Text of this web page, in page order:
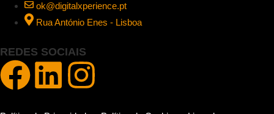
ok@digitalxperience.pt
Rua António Enes - Lisboa
REDES SOCIAIS